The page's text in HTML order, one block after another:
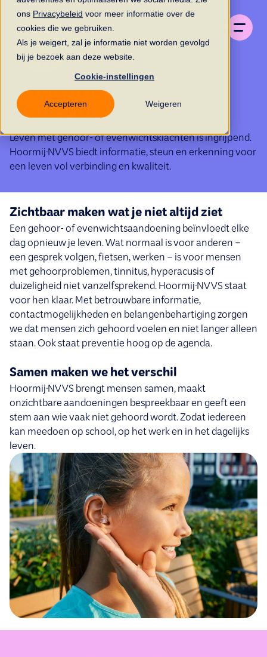
ons Privacybeleid voor meer informatie over de
cookies die we gebruiken.
Als je weigert, zal je informatie niet worden gevolgd
bij je bezoek aan deze website.
Cookie-instellingen
Accepteren Weigeren
Stichting
Hoormij∙NVVS
Leven met gehoor- of evenwichtsklachten is ingrijpend.
Hoormij∙NVVS biedt informatie, steun en erkenning voor
een leven vol verbinding en kwaliteit.
Zichtbaar maken wat je niet altijd ziet
Een gehoor- of evenwichtsaandoening beïnvloedt elke
dag opnieuw je leven. Wat normaal is voor anderen –
een gesprek volgen, fietsen, werken – is voor mensen
met gehoorproblemen, tinnitus, hyperacusis of
duizeligheid niet vanzelfsprekend. Hoormij∙NVVS staat
voor hen klaar. Met betrouwbare informatie,
contactmogelijkheden en belangenbehartiging zorgen
we dat mensen zich gehoord voelen en niet langer alleen
staan. Ook staat preventie hoog op de agenda.
Samen maken we het verschil
Hoormij∙NVVS brengt mensen samen, maakt
onzichtbare aandoeningen bespreekbaar en geeft een
stem aan wie vaak niet gehoord wordt. Zodat iedereen
kan meedoen op school, op het werk en in het dagelijks
leven.